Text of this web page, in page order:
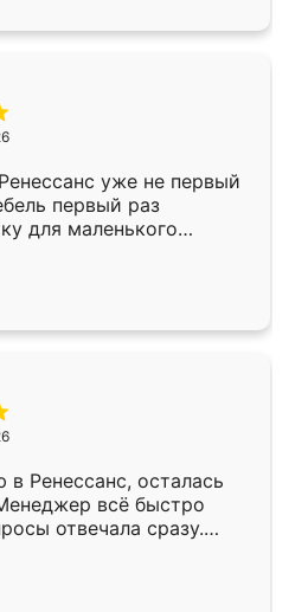
уже не первый
первый раз
для маленького
,во второй раз
По качеству очень
быстрая,
более разнообразный.
что-то потребуется из
только здесь.
в Ренессанс, осталась
всё быстро
отвечала сразу.
в субботу, подошёл к
Собрали
аккуратно, даже